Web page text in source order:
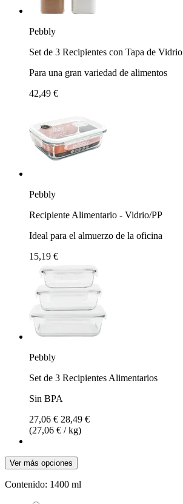
Pebbly
Set de 3 Recipientes con Tapa de Vidrio
Para una gran variedad de alimentos
42,49 €
Pebbly
Recipiente Alimentario - Vidrio/PP
Ideal para el almuerzo de la oficina
15,19 €
Pebbly
Set de 3 Recipientes Alimentarios
Sin BPA
27,06 € 28,49 €
(27,06 € / kg)
Ver más opciones
Contenido: 1400 ml